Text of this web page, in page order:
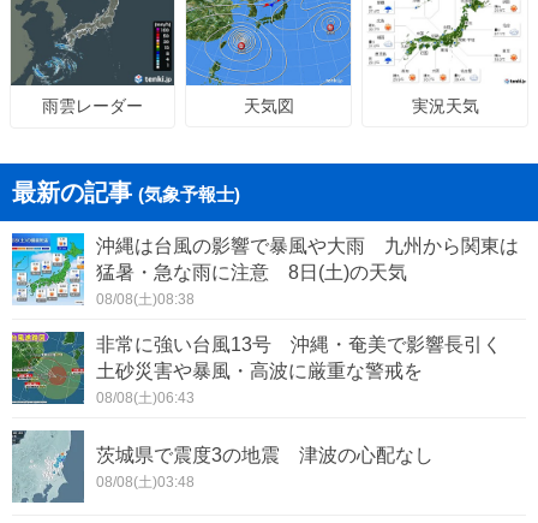
雨雲レーダー 天気図 実況天気
最新の記事 (気象予報士)
沖縄は台風の影響で暴風や大雨 九州から関東は
猛暑・急な雨に注意 8日(土)の天気
08/08(土)08:38
非常に強い台風13号 沖縄・奄美で影響長引く
土砂災害や暴風・高波に厳重な警戒を
08/08(土)06:43
茨城県で震度3の地震 津波の心配なし
08/08(土)03:48